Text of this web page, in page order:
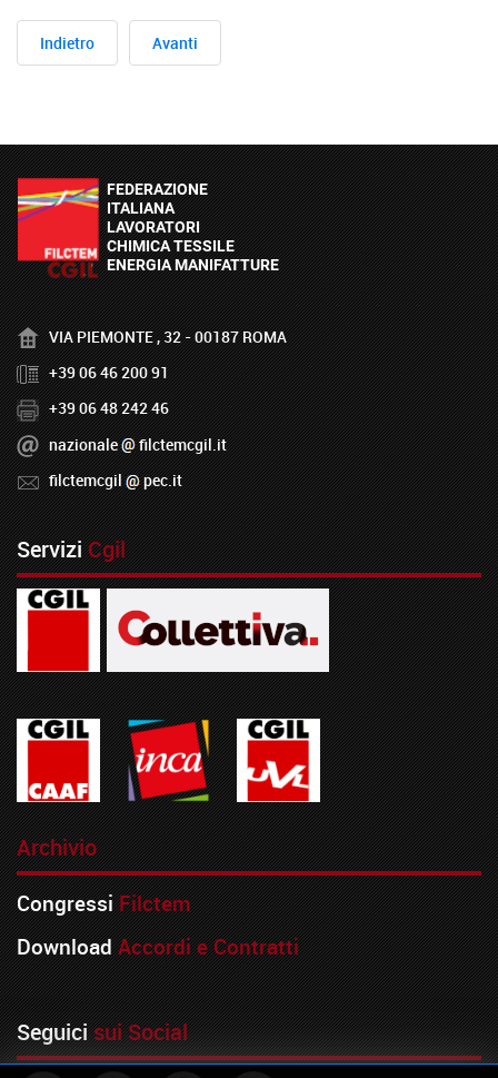
Indietro Avanti
VIA PIEMONTE , 32 - 00187 ROMA
+39 06 46 200 91
+39 06 48 242 46
nazionale
filctemcgil.it
filctemcgil
pec.it
ServiziCgil
Archivio
Congressi Filctem
Download Accordi e Contratti
Seguicisui Social